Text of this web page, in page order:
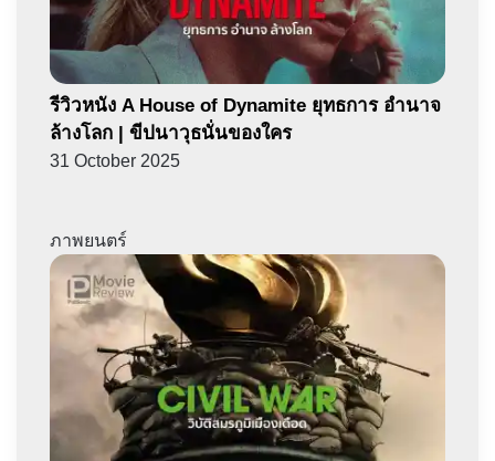
รีวิวหนัง A House of Dynamite ยุทธการ อำนาจ
ล้างโลก | ขีปนาวุธนั่นของใคร
31 October 2025
ภาพยนตร์